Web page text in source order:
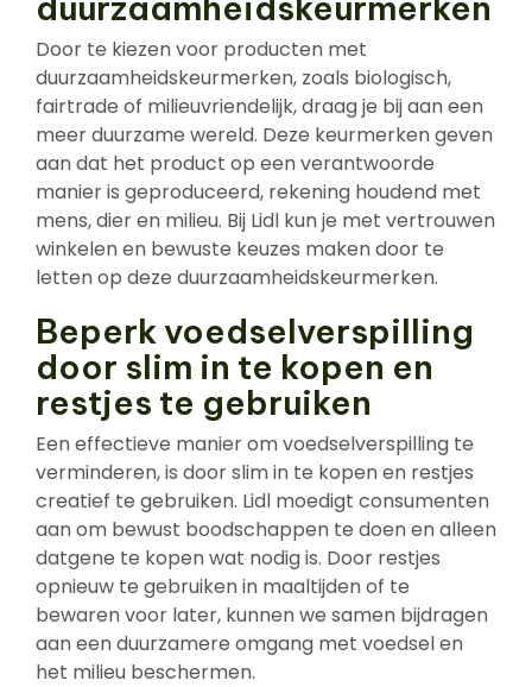
Door te kiezen voor producten met
duurzaamheidskeurmerken, zoals biologisch,
fairtrade of milieuvriendelijk, draag je bij aan een
meer duurzame wereld. Deze keurmerken geven
aan dat het product op een verantwoorde
manier is geproduceerd, rekening houdend met
mens, dier en milieu. Bij Lidl kun je met vertrouwen
winkelen en bewuste keuzes maken door te
letten op deze duurzaamheidskeurmerken.
Beperk voedselverspilling
door slim in te kopen en
restjes te gebruiken
Een effectieve manier om voedselverspilling te
verminderen, is door slim in te kopen en restjes
creatief te gebruiken. Lidl moedigt consumenten
aan om bewust boodschappen te doen en alleen
datgene te kopen wat nodig is. Door restjes
opnieuw te gebruiken in maaltijden of te
bewaren voor later, kunnen we samen bijdragen
aan een duurzamere omgang met voedsel en
het milieu beschermen.